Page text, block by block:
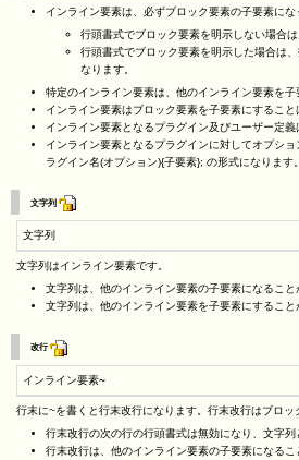
インライン要素は、必ずブロック要素の子要素にな
行頭書式でブロック要素を明示しない場合
行頭書式でブロック要素を明示した場合は
なります。
特定のインライン要素は、他のインライン要素を子
インライン要素はブロック要素を子要素にすること
インライン要素となるプラグイン及びユーザー定義
インライン要素となるプラグインに対してオプシ
ラグイン名(オプション){子要素}; の形式になります。
文字列
文字列
文字列はインライン要素です。
文字列は、他のインライン要素の子要素になること
文字列は、他のインライン要素を子要素にすること
改行
インライン要素~
行末に~を書くと行末改行になります。行末改行はブロッ
行末改行の次の行の行頭書式は無効になり、文字列
行末改行は、他のインライン要素の子要素になるこ